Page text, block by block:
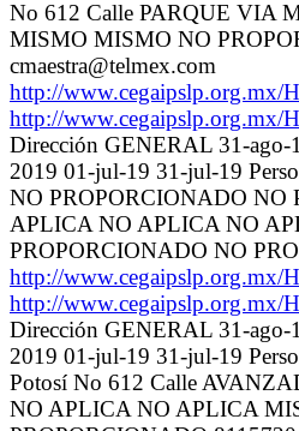
No 612 Calle PARQUE VIA
MISMO MISMO NO
cmaestra@telmex.com
http://www.cegaipslp.org.mx/
http://www.cegaipslp.org.mx/
Dirección GENERAL 31-
2019 01-jul-19 31-jul-19
NO PROPORCIONADO NO
APLICA NO APLICA NO
PROPORCIONADO NO
http://www.cegaipslp.org.mx/
http://www.cegaipslp.org.mx/
Dirección GENERAL 31-
2019 01-jul-19 31-jul-19
Potosí No 612 Calle
NO APLICA NO APLICA